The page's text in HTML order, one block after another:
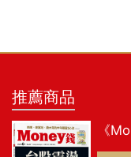
推薦商品
《